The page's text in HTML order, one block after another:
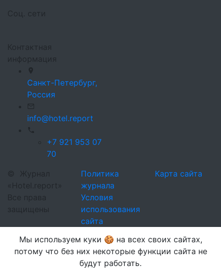
Соц. сети
Контактная
информация
Санкт-Петербург,
Россия
info@hotel.report
+7 921 953 07
70
©
Журнал
«Hotel.report»
Все права
защищены
Политика
журнала
Условия
использования
сайта
Карта сайта
Мы используем куки 🍪 на всех своих сайтах,
потому что без них некоторые функции сайта не
будут работать.